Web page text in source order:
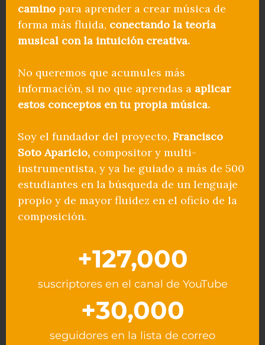
camino para aprender a crear música de
forma más fluida, conectando la teoría
musical con la intuición creativa.
No queremos que acumules más
información, si no que aprendas a aplicar
estos conceptos en tu propia música.
Soy el fundador del proyecto, Francisco
Soto Aparicio, compositor y multi-
instrumentista, y ya he guiado a más de 500
estudiantes en la búsqueda de un lenguaje
propio y de mayor fluidez en el oficio de la
composición.
suscriptores en el canal de YouTube
+127,000
seguidores en la lista de correo
+30,000